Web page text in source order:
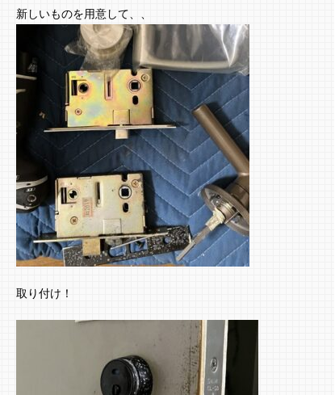
新しいものを用意して、、
取り付け！